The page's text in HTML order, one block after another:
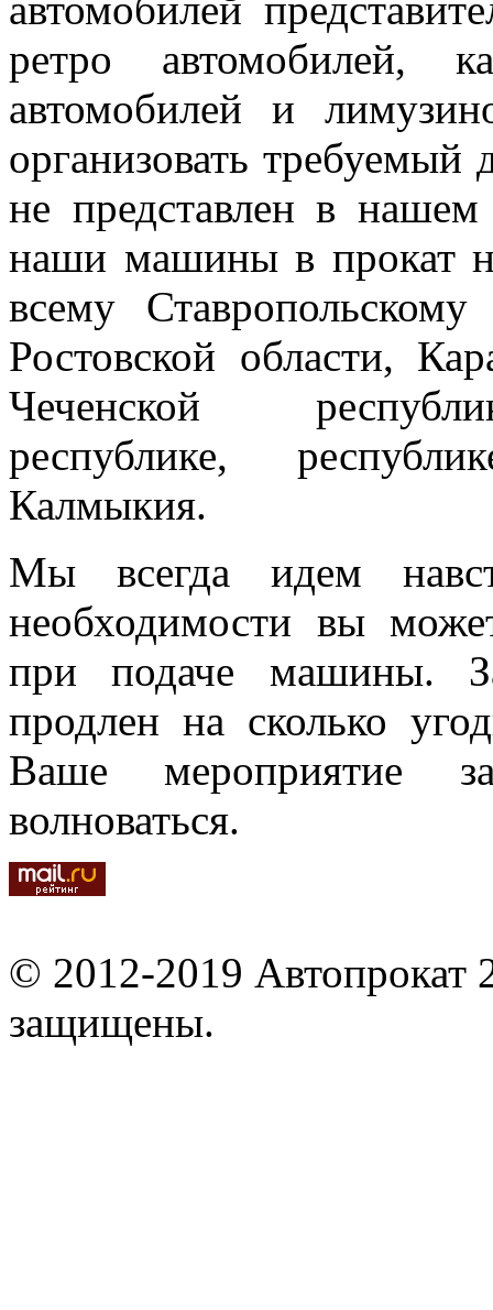
ретро автомобилей,
автомобилей и
организовать требуемый
не представлен в
наши машины в прокат
всему
Ростовской области,
Чеченской
республике,
Калмыкия.
Мы всегда идем
необходимости вы
при подаче машины.
продлен на сколько
Ваше мероприятие
волноваться.
© 2012-2019 Автопрокат
защищены.